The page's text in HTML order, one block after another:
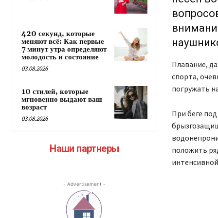
420 секунд, которые
меняют всё: Как первые
7 минут утра определяют
молодость и состояние
03.08.2026
10 стилей, которые
мгновенно выдают ваш
возраст
03.08.2026
Наши партнеры
- Advertisement -
Плавание,
спорта,
погружать
При беге
положить